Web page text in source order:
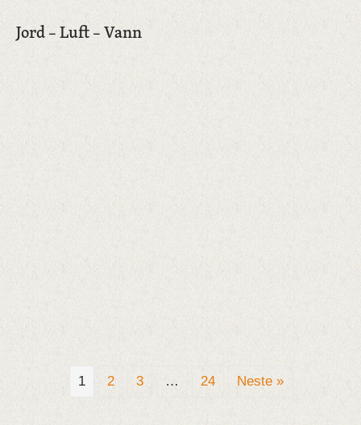
Jord – Luft – Vann
1 2 3 … 24 Neste »